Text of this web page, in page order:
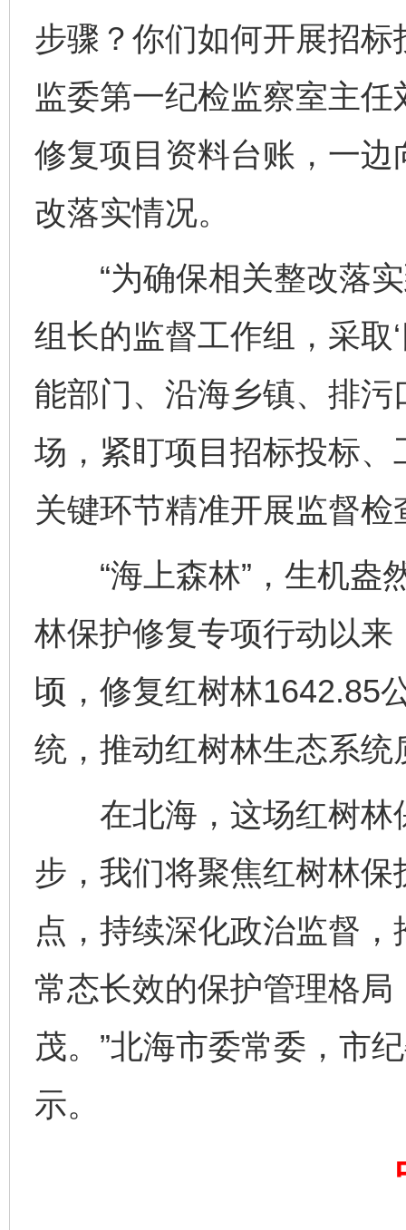
步骤？你们如何开展招标
监委第一纪检监察室主
修复项目资料台账，一
改落实情况。
“为确保相关整改落实
组长的监督工作组，采取
能部门、沿海乡镇、排
场，紧盯项目招标投标
关键环节精准开展监督检
“海上森林”，生机盎
林保护修复专项行动以
顷，修复红树林1642.85
统，推动红树林生态系统
在北海，这场红树林
步，我们将聚焦红树林
点，持续深化政治监督
常态长效的保护管理格局
茂。”北海市委常委，市
示。